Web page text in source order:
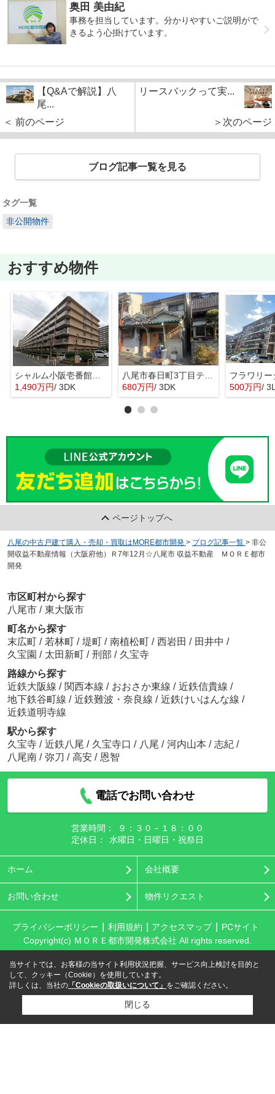
奥田 美由紀
事務を担当しています。分かりやすいご説明がで
きるよう心掛けています。
【Q&Aで解説】八
尾...
＜ 前のページ
リースバックって実...
＞次のページ
ブログ記事一覧を見る
タグ一覧
非公開物件
おすすめ物件
シャルム小阪壱番館 西堤小学校区 近鉄河内小阪駅
1,490万円/ 3DK
680万円/ 3DK 500万円/
ページトップへ
八尾の中古戸建て購入・売却・買取はMORE都市開発 > ブログ記事一覧 > 非公
開収益不動産情報（大阪府他）Ｒ7年12月☆八尾市 収益不動産 ＭＯＲＥ都市
開発
市区町村から探す
八尾市 / 東大阪市
町名から探す
末広町 / 若林町 / 堤町 / 南植松町 / 西岩田 / 田井中 /
久宝園 / 太田新町 / 刑部 / 久宝寺
路線から探す
近鉄大阪線 / 関西本線 / おおさか東線 / 近鉄信貴線 /
地下鉄谷町線 / 近鉄難波・奈良線 / 近鉄けいはんな線 /
近鉄道明寺線
駅から探す
久宝寺 / 近鉄八尾 / 久宝寺口 / 八尾 / 河内山本 / 志紀 /
八尾南 / 弥刀 / 高安 / 恩智
電話でお問い合わせ
営業時間：
９：３０－１８：００
定休日：
水曜日・日曜日・祝祭日
ホーム 会社概要
お問い合わせ 物件リクエスト
プライバシーポリシー 利用規約 アクセスマップ
PCサイト
Copyright(c) ＭＯＲＥ都市開発株式会社 All rights reserved.
当サイトでは、お客様の当サイト利用状況把握、サービス向上検討を目的と
して、クッキー（Cookie）を使用しています。
詳しくは、当社の 「Cookieの取扱いについて」 をご確認ください。
閉じる